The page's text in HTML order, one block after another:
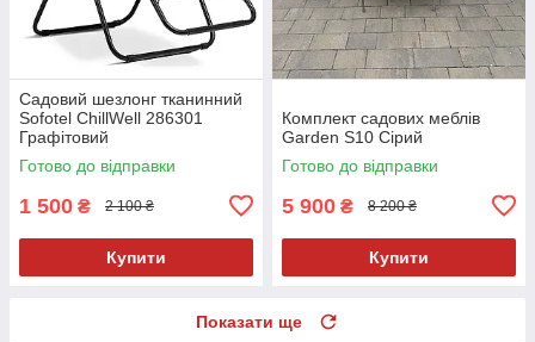
Садовий шезлонг тканинний
Sofotel ChillWell 286301
Графітовий
Готово до відправки
1 500 ₴ 2 100 ₴
Купити
Комплект садових меблів
Garden S10 Сірий
Готово до відправки
5 900 ₴ 8 200 ₴
Купити
Показати ще